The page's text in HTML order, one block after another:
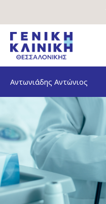
περιεχόμενο
Αντωνιάδης Αντώνιος